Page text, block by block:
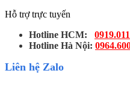
Hỗ trợ trực tuyến
Hotline HCM:
Hotline Hà Nội:
Liên hệ Zalo